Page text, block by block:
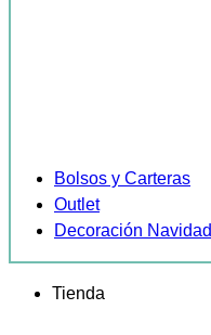
Bolsos y Carteras
Outlet
Decoración Navidad
Tienda